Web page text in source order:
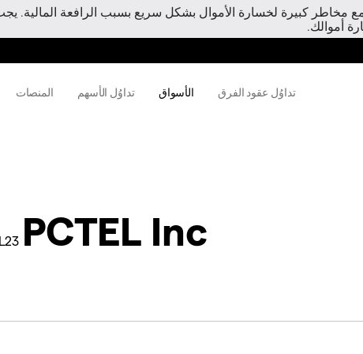
مخاطر كبيرة لخسارة الأموال بشكل سريع بسبب الرافعة المالية.
أموالك.
تداوُل عقود الفرق الأسواق تداوُل الأسهم المنصات
PCTEL Inc